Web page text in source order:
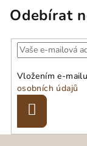
Odebírat
Vložením e-
osobních údajů